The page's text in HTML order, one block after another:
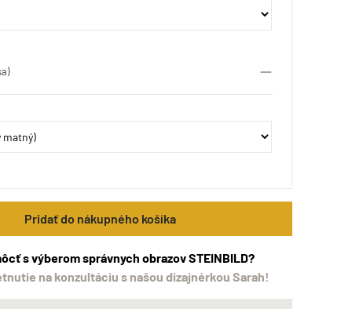
Pridať do nákupného košíka
s výberom správnych obrazov STEINBILD?
na konzultáciu s našou dizajnérkou Sarah!